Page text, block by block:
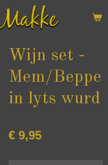
Wijn set -
Mem/Beppe
in lyts wurd
€ 9,95